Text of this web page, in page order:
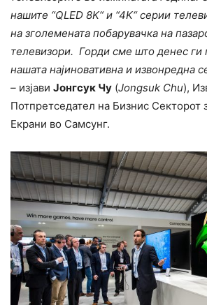
нашите “QLED 8K“ и “4K“ серии
на зголемената побарувачка на
телевизори. Горди сме што денес ги
нашата најиновативна и извонредна
– изјави Јонгсук Чу (Jongsuk Chu),
Потпретседател на Бизнис Секторот
Екрани во Самсунг.